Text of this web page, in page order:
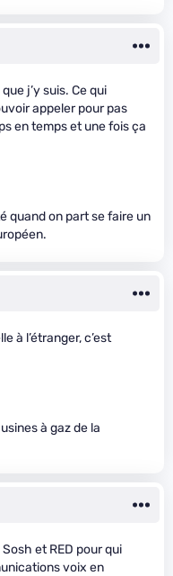
j’y suis. Ce qui
appeler pour pas
en temps et une fois ça
quand on part se faire un
à l’étranger, c’est
à gaz de la
et RED pour qui
voix en